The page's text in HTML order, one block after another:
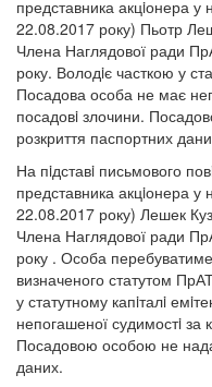
представника акцiонера
22.08.2017 року) Пьотр
Члена Наглядової ради
року. Володiє часткою у
Посадова особа не має
посадовi злочини.
розкриття паспортних
На пiдставi письмового
представника акцiонера
22.08.2017 року) Лешек
Члена Наглядової ради
року . Особа
визначеного статутом
у статутному капiталi
непогашеної судимостi за
Посадовою особою не
даних.